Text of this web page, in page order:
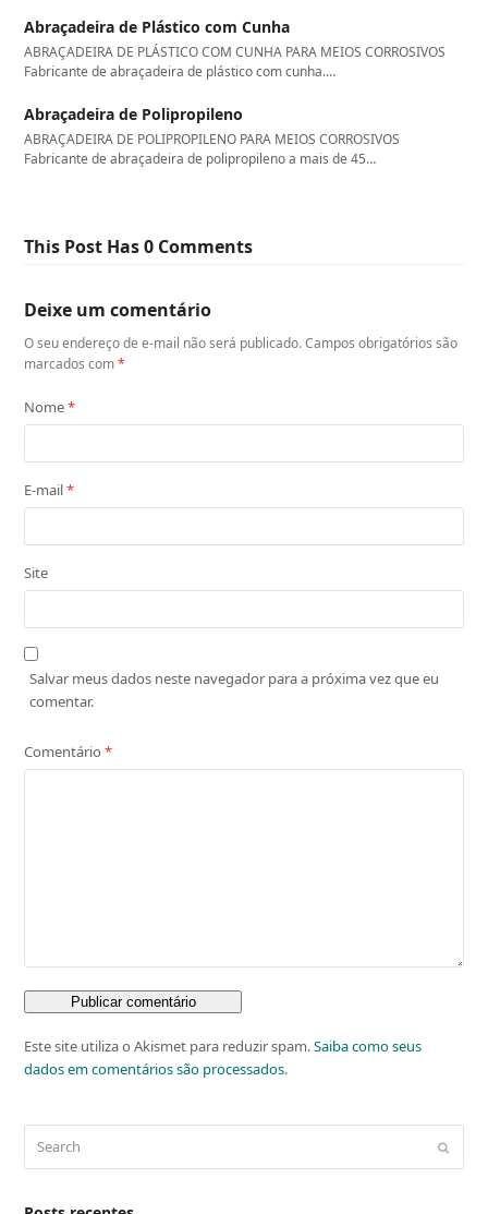
Abraçadeira de Plástico com Cunha
ABRAÇADEIRA DE PLÁSTICO COM CUNHA PARA MEIOS CORROSIVOS
Fabricante de abraçadeira de plástico com cunha.…
Abraçadeira de Polipropileno
ABRAÇADEIRA DE POLIPROPILENO PARA MEIOS CORROSIVOS
Fabricante de abraçadeira de polipropileno a mais de 45…
This Post Has 0 Comments
Deixe um comentário
O seu endereço de e-mail não será publicado. Campos obrigatórios são
marcados com*
Nome*
E-mail*
Site
Salvar meus dados neste navegador para a próxima vez que eu
comentar.
Comentário*
Este site utiliza o Akismet para reduzir spam.Saiba como seus
dados em comentários são processados.
Submit